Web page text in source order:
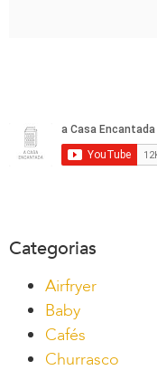
Categorias
Airfryer
Baby
Cafés
Churrasco